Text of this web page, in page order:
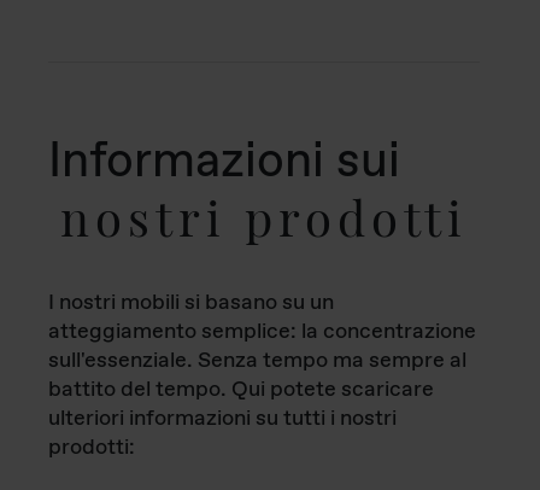
Informazioni sui
nostri prodotti
I nostri mobili si basano su un
atteggiamento semplice: la concentrazione
sull'essenziale. Senza tempo ma sempre al
battito del tempo. Qui potete scaricare
ulteriori informazioni su tutti i nostri
prodotti: